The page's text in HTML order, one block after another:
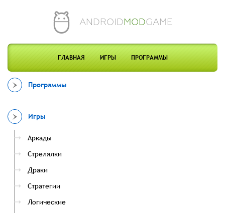
ANDROIDMODGAME
ГЛАВНАЯ ИГРЫ ПРОГРАММЫ
Программы
Игры
Аркады
Стрелялки
Драки
Стратегии
Логические